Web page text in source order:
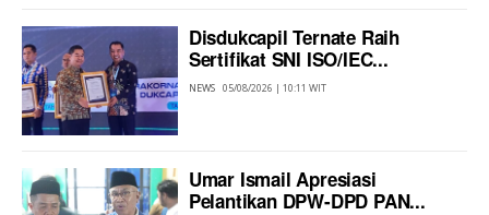
Disdukcapil Ternate Raih
Sertifikat SNI ISO/IEC...
NEWS 05/08/2026 | 10:11 WIT
Umar Ismail Apresiasi
Pelantikan DPW-DPD PAN...